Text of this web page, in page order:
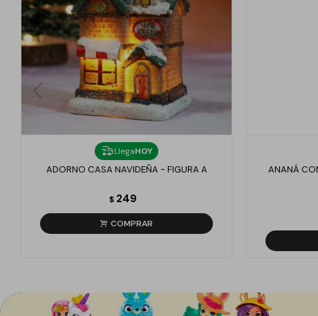
LlegaHOY
ADORNO CASA NAVIDEÑA - FIGURA A
$ 249
ANANÁ